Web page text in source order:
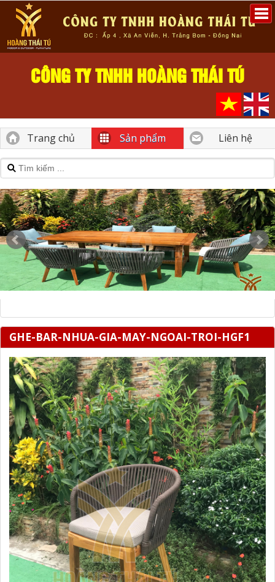
CÔNG TY TNHH HOÀNG THÁI TÚ
Trang chủ Sản phẩm Liên hệ
GHE-BAR-NHUA-GIA-MAY-NGOAI-TROI-HGF1